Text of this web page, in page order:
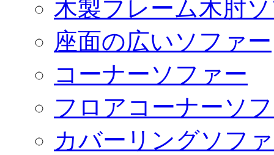
木製フレーム木肘
座面の広いソファー
コーナーソファー
フロアコーナーソ
カバーリングソフ